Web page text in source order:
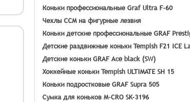
Коньки профессиональные Graf Ultra F-60
Чехлы CCM на фигурные лезвия
Коньки детские профессиональные GRAF
Детские раздвижные коньки Tempish F21 ICE
Детские коньки GRAF Ace black (SW)
Хоккейные коньки Tempish ULTIMATE SH 15
Коньки подростковые GRAF Supra 505
Сумка для коньков M-CRO SK-3196